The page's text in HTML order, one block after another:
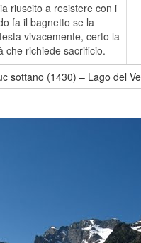
riuscito a resistere con i
fa il bagnetto se la
vivacemente, certo la
che richiede sacrificio.
sottano (1430) – Lago del